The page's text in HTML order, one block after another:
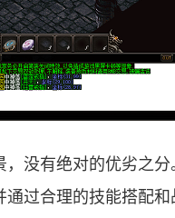
没有绝对的优劣之
过合理的技能搭配